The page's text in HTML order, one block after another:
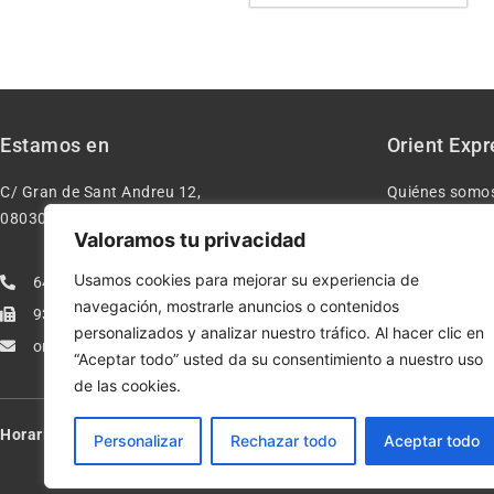
Valoramos tu privacidad
Usamos cookies para mejorar su experiencia de
navegación, mostrarle anuncios o contenidos
personalizados y analizar nuestro tráfico. Al hacer clic en
“Aceptar todo” usted da su consentimiento a nuestro uso
de las cookies.
Personalizar Rechazar todo Aceptar todo
Estamos en
C/ Gran de Sant Andreu 12,
08030 – Barcelona España
640277962
933113005
orientexpressmodelismo@gmail.com
Orient
Quiénes
Condiciones
Política de
Política de
Horario: Lun-Vie de 10:00-13:30 y 17:00-20:00 – Sáb de 10:00-13:30